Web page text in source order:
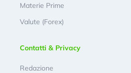
Materie Prime
Valute (Forex)
Contatti & Privacy
Redazione